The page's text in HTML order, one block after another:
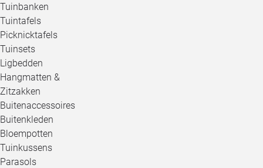
Tuinbanken
Tuintafels
Picknicktafels
Tuinsets
Ligbedden
Hangmatten &
Zitzakken
Buitenaccessoires
Buitenkleden
Bloempotten
Tuinkussens
Parasols